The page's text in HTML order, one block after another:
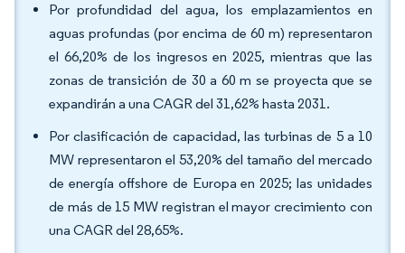
Por profundidad del agua, los emplazamientos en
aguas profundas (por encima de 60 m) representaron
el 66,20% de los ingresos en 2025, mientras que las
zonas de transición de 30 a 60 m se proyecta que se
expandirán a una CAGR del 31,62% hasta 2031.
Por clasificación de capacidad, las turbinas de 5 a 10
MW representaron el 53,20% del tamaño del mercado
de energía offshore de Europa en 2025; las unidades
de más de 15 MW registran el mayor crecimiento con
una CAGR del 28,65%.